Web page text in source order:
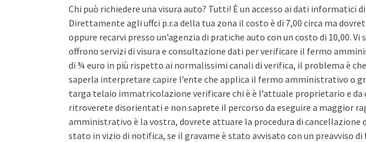
Chi può richiedere una visura auto? Tutti! È un accesso ai dati informatici
Direttamente agli uffci p.r.a della tua zona il costo è di 7,00 circa ma
oppure recarvi presso un’agenzia di pratiche auto con un costo di 10,00.
offrono servizi di visura e consultazione dati per verificare il fermo
di ¾ euro in più rispetto ai normalissimi canali di verifica, il problema è
saperla interpretare capire l’ente che applica il fermo amministrativo o
targa telaio immatricolazione verificare chi è è l’attuale proprietario e da
ritroverete disorientati e non saprete il percorso da eseguire a maggior
amministrativo è la vostra, dovrete attuare la procedura di cancellazione
stato in vizio di notifica, se il gravame è stato avvisato con un preavviso